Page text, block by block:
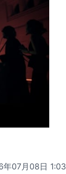
年07月08日 1:03